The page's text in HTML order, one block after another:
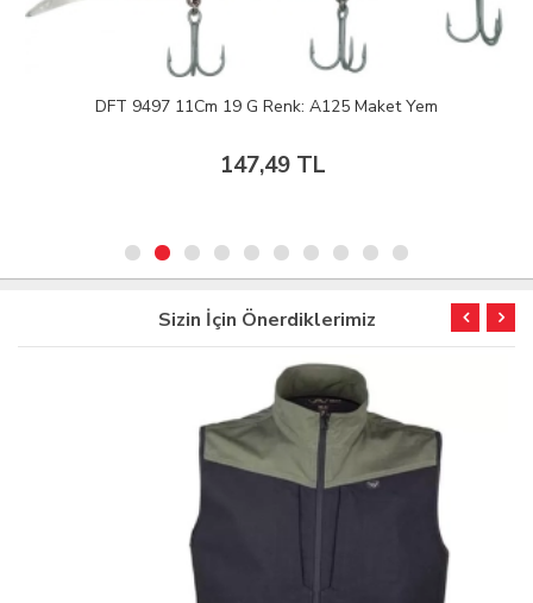
DFT 9497 11Cm 19 G Renk: A125 Maket Yem
147,49 TL
Sizin İçin Önerdiklerimiz